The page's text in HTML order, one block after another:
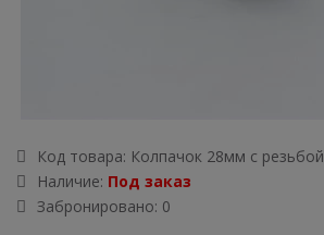
Код товара: Колпачок 28мм с резьбой
Наличие: Под заказ
Забронировано: 0